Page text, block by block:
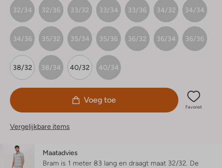
32/34 32/36 33/32 33/34 33/36 34/32 34/34
34/36 35/32 35/34 35/36 36/32 36/34 36/36
38/32 38/34 40/32 40/34
Voeg toe
Favoriet
Vergelijkbare items
Maatadvies
Bram is 1 meter 83 lang en draagt maat 32/32. De